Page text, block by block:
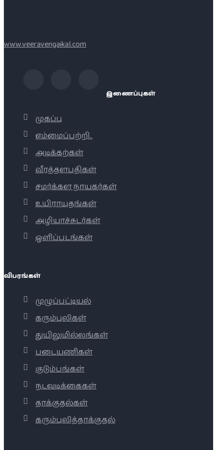
www.veeravengaikal.com
இணைப்புகள்
முகப்பு
எம்மைப்பற்றி..
அடிக்கற்கள்
வீரத்தளபதிகள்
சமர்க்கள நாயகர்கள்
உயிராயுதங்கள்
அழியாச்சுடர்கள்
ஒளிப்படங்கள்
விபரங்கள்
முழுப்பட்டியல்
கரும்புலிகள்
துயிலுமில்லங்கள்
படையணிகள்
குடும்பங்கள்
நடவடிக்கைகள்
தாக்குதல்கள்
கரும்புலித்தாக்குதல்